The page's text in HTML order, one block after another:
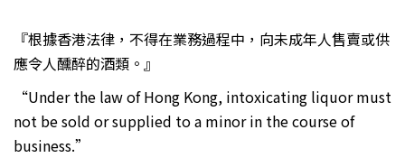
『根據香港法律，不得在業務過程中，向未成年人售賣或供
應令人醺醉的酒類。』
“Under the law of Hong Kong, intoxicating liquor must
not be sold or supplied to a minor in the course of
business.”